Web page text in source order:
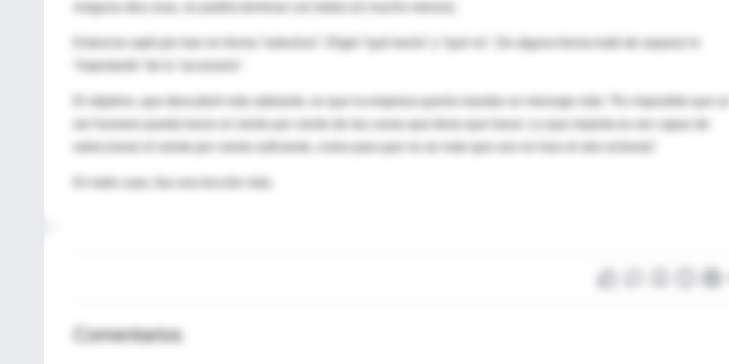
ninguna otra cosa, no podría terminar con todos (ni mucho menos).
Entonces optó por leer en forma “selectiva”. Eligió “qué leería” y “qué no”. De alguna forma trató de separar lo
“importante” de lo “accesorio”.
El objetivo, que descubrió más adelante, es que la empresa quería mandar un mensaje más: “Es imposible que
ser humano pueda hacer el ciento por ciento de las cosas que tiene que hacer. Lo que importa es ser capaz de
Comentarios